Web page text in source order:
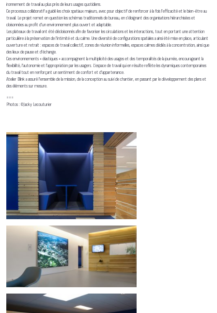
ironnement de travail au plus près de leurs usages quotidiens.
Ce processus collaboratif a guidé les choix spatiaux majeurs, avec pour objectif de renforcer à la fois l’efficacité et le bien-être au
travail. Le projet remet en question les schémas traditionnels de bureau, en s’éloignant des organisations hiérarchisées et
cloisonnées au profit d’un environnement plus ouvert et adaptable.
Les plateaux de travail ont été décloisonnés afin de favoriser les circulations et les interactions, tout en portant une attention
particulière à la préservation de l’intimité et du calme. Une diversité de configurations spatiales a ainsi été mise en place, articulant
ouverture et retrait : espaces de travail collectif, zones de réunion informelles, espaces calmes dédiés à la concentration, ainsi que
des lieux de pause et d’échange.
Ces environnements « élastiques » accompagnent la multiplicité des usages et des temporalités de la journée, encourageant la
flexibilité, l’autonomie et l’appropriation par les usagers. L’espace de travail qui en résulte reflète les dynamiques contemporaines
du travail tout en renforçant un sentiment de confort et d’appartenance.
Atelier Blink a assuré l’ensemble de la mission, de la conception au suivi de chantier, en passant par le développement des plans et
des éléments sur mesure.
===
Photos : ©Jacky Lecouturier